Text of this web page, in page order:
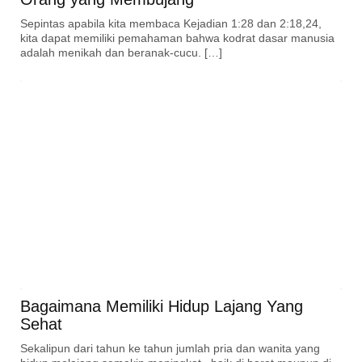
Sepintas apabila kita membaca Kejadian 1:28 dan 2:18,24,
kita dapat memiliki pemahaman bahwa kodrat dasar manusia
adalah menikah dan beranak-cucu. […]
Bagaimana Memiliki Hidup Lajang Yang
Sehat
Sekalipun dari tahun ke tahun jumlah pria dan wanita yang